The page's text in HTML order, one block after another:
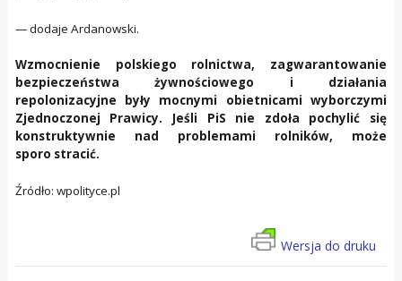
— dodaje Ardanowski.
Wzmocnienie polskiego rolnictwa, zagwarantowanie
bezpieczeństwa żywnościowego i działania
repolonizacyjne były mocnymi obietnicami wyborczymi
Zjednoczonej Prawicy. Jeśli PiS nie zdoła pochylić się
konstruktywnie nad problemami rolników, może
sporo stracić.
Źródło: wpolityce.pl
Wersja do druku